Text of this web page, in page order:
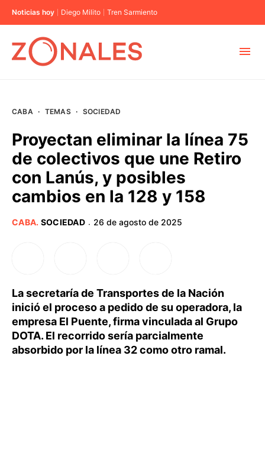
Noticias hoy Diego Milito Tren Sarmiento
BUENOS AIRES
PROVINCIAS
CABA · TEMAS · SOCIEDAD
Proyectan eliminar la línea 75
de colectivos que une Retiro
con Lanús, y posibles
cambios en la 128 y 158
CABA. SOCIEDAD · 26 de agosto de 2025
La secretaría de Transportes de la Nación
inició el proceso a pedido de su operadora, la
empresa El Puente, firma vinculada al Grupo
DOTA. El recorrido sería parcialmente
absorbido por la línea 32 como otro ramal.